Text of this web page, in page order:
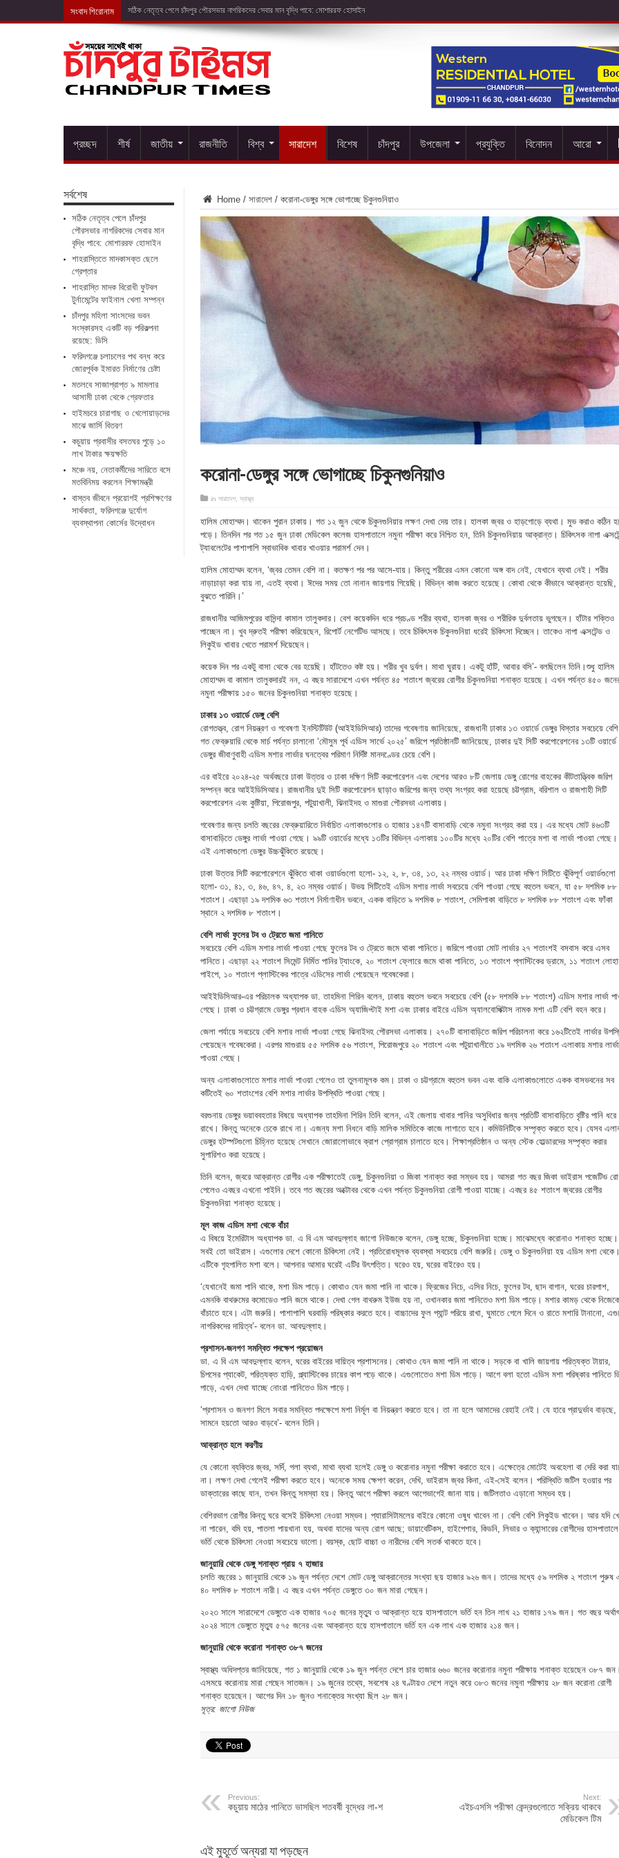
সংবাদ শিরোনাম শাহরাস্তিতে মাদ
প্রচ্ছদ শীর্ষ জাতীয় রাজনীতি বিশ্ব সারাদেশ বিশেষ চাঁদপুর উপজেলা প্রযুক্তি বিনোদন আরো
Home / সারাদেশ / করোনা-ডেঙ্গুর সঙ্গে ভোগাচ্ছে চিকুনগুনিয়াও
করোনা-ডেঙ্গুর সঙ্গে ভোগাচ্ছে চিকুনগুনিয়াও
in সারাদেশ স্বাস্থ্য
হালিম মোহাম্মদ। থাকেন পুরান ঢাকায়। গত ১২ জুন থেকে চিকুনগুনিয়ার লক্ষণ দেখা দেয় তার। হালকা জ্বর ও হাড়গোড়ে ব্যথা। মুভ করাও কঠিন
পড়ে। তিনদিন পর গত ১৫ জুন ঢাকা মেডিকেল কলেজ হাসপাতালে নমুনা পরীক্ষা করে নিশ্চিত হন, তিনি চিকুনগুনিয়ায় আক্রান্ত। চিকিৎসক নাপা
ট্যাবলেটের পাশাপাশি স্বাভাবিক খাবার খাওয়ার পরামর্শ দেন।
হালিম মোহাম্মদ বলেন, ‘জ্বর তেমন বেশি না। কতক্ষণ পর পর আসে-যায়। কিন্তু শরীরের এমন কোনো অঙ্গ বাদ নেই, যেখানে ব্যথা নেই। শরীর
নাড়াচাড়া করা যায় না, এতই ব্যথা। ঈদের সময় তো নানান জায়গায় গিয়েছি। বিভিন্ন কাজ করতে হয়েছে। কোথা থেকে কীভাবে আক্রান্ত হয়েছি,
বুঝতে পারিনি।’
রাজধানীর আজিমপুরের বাসিন্দা কামাল তালুকদার। বেশ কয়েকদিন ধরে প্রচণ্ড শরীর ব্যথা, হালকা জ্বর ও শরীরিক দুর্বলতায় ভুগছেন। হাঁটার শক্তিও
পাচ্ছেন না। খুব দ্রুতই পরীক্ষা করিয়েছেন, রিপোর্ট নেগেটিভ আসছে। তবে চিকিৎসক চিকুনগুনিয়া ধরেই চিকিৎসা দিচ্ছেন। তাকেও নাপা এক্সটেন্ড ও
লিকুইড খাবার খেতে পরামর্শ দিয়েছেন।
কয়েক দিন পর একটু বাসা থেকে বের হয়েছি। হাঁটতেও কষ্ট হয়। শরীর খুব দুর্বল। মাথা ঘুরায়। একটু হাঁটি, আবার বসি’- বলছিলেন তিনি।শুধু হালিম
মোহাম্মদ বা কামাল তালুকদারই নন, এ বছর সারাদেশে এখন পর্যন্ত ৪৫ শতাংশ জ্বরের রোগীর চিকুনগুনিয়া শনাক্ত হয়েছে। এখন পর্যন্ত ৪৫০
নমুনা পরীক্ষায় ১৫০ জনের চিকুনগুনিয়া শনাক্ত হয়েছে।
ঢাকার ১৩ ওয়ার্ডে ডেঙ্গু বেশি
রোগতত্ত্ব, রোগ নিয়ন্ত্রণ ও গবেষণা ইনস্টিটিউট (আইইডিসিআর) তাদের গবেষণায় জানিয়েছে, রাজধানী ঢাকার ১৩ ওয়ার্ডে ডেঙ্গুর বিস্তার সবচেয়ে
গত ফেব্রুয়ারি থেকে মার্চ পর্যন্ত চালানো ‘মৌসুম পূর্ব এডিস সার্ভে ২০২৫’ জরিপে প্রতিষ্ঠানটি জানিয়েছে, ঢাকার দুই সিটি করপোরেশনের ১৩টি ওয়ার্ডে
ডেঙ্গুর জীবাণুবাহী এডিস মশার লার্ভার ঘনত্বের পরিমাণ নির্দিষ্ট মানদণ্ডের চেয়ে বেশি।
এর বাইরে ২০২৪-২৫ অর্থবছরে ঢাকা উত্তর ও ঢাকা দক্ষিণ সিটি করপোরেশন এবং দেশের আরও ৮টি জেলায় ডেঙ্গু রোগের বাহকের কীটতাত্ত্বিক জরিপ
সম্পন্ন করে আইইডিসিআর। রাজধানীর দুই সিটি করপোরেশন ছাড়াও জরিপের জন্য তথ্য সংগ্রহ করা হয়েছে চট্টগ্রাম, বরিশাল ও রাজশাহী সিটি
করপোরেশন এবং কুষ্টিয়া, পিরোজপুর, পটুয়াখালী, ঝিনাইদহ ও মাগুরা পৌরসভা এলাকায়।
গবেষণার জন্য চলতি বছরের ফেব্রুয়ারিতে নির্বাচিত এলাকাগুলোর ৩ হাজার ১৪৭টি বাসাবাড়ি থেকে নমুনা সংগ্রহ করা হয়। এর মধ্যে মোট ৪৬৩টি
বাসাবাড়িতে ডেঙ্গুর লার্ভা পাওয়া গেছে। ৯৯টি ওয়ার্ডের মধ্যে ১৩টির বিভিন্ন এলাকায় ১০০টির মধ্যে ২০টির বেশি পাত্রে মশা বা লার্ভা পাওয়া গেছে।
এই এলাকাগুলো ডেঙ্গুর উচ্চঝুঁকিতে রয়েছে।
ঢাকা উত্তর সিটি করপোরেশনে ঝুঁকিতে থাকা ওয়ার্ডগুলো হলো- ১২, ২, ৮, ৩৪, ১৩, ২২ নম্বর ওয়ার্ড। আর ঢাকা দক্ষিণ সিটিতে ঝুঁকিপূর্ণ ওয়ার্ডগুলো
হলো- ৩১, ৪১, ৩, ৪৬, ৪৭, ৪, ২৩ নম্বর ওয়ার্ড। উভয় সিটিতেই এডিস মশার লার্ভা সবচেয়ে বেশি পাওয়া গেছে বহুতল ভবনে, যা ৫৮ দশমিক ৮৮
শতাংশ। এছাড়া ১৯ দশমিক ৬৩ শতাংশ নির্মাণাধীন ভবনে, একক বাড়িতে ৯ দশমিক ৮ শতাংশ, সেমিপাকা বাড়িতে ৮ দশমিক ৮৮ শতাংশ এবং ফাঁকা
স্থানে ২ দশমিক ৮ শতাংশ।
বেশি লার্ভা ফুলের টব ও ট্রেতে জমা পানিতে
সবচেয়ে বেশি এডিস মশার লার্ভা পাওয়া গেছে ফুলের টব ও ট্রেতে জমে থাকা পানিতে। জরিপে পাওয়া মোট লার্ভার ২৭ শতাংশই বসবাস করে এসব
পানিতে। এছাড়া ২২ শতাংশ সিমেন্ট নির্মিত পানির ট্যাংকে, ২০ শতাংশ ফ্লোরে জমে থাকা পানিতে, ১৩ শতাংশ প্লাস্টিকের ড্রামে, ১১ শতাংশ
পাইপে, ১০ শতাংশ প্লাস্টিকের পাত্রে এডিসের লার্ভা পেয়েছেন গবেষকেরা।
আইইডিসিআর-এর পরিচালক অধ্যাপক ডা. তাহমিনা শিরিন বলেন, ঢাকায় বহুতল ভবনে সবচেয়ে বেশি (৫৮ দশমকি ৮৮ শতাংশ) এডিস মশার লার্ভা
গেছে। ঢাকা ও চট্টগ্রামে ডেঙ্গুর প্রধান বাহক এডিস অ্যাজিপ্টাই মশা এবং ঢাকার বাইরে এডিস অ্যালবোপিক্টাস নামক মশা এটি বেশি বহন করে।
জেলা পর্যায়ে সবচেয়ে বেশি মশার লার্ভা পাওয়া গেছে ঝিনাইদহ পৌরসভা এলাকায়। ২৭০টি বাসাবাড়িতে জরিপ পরিচালনা করে ১৬২টিতেই লার্ভার
পেয়েছেন গবেষকেরা। এরপর মাগুরায় ৫৫ দশমিক ৫৬ শতাংশ, পিরোজপুরে ২০ শতাংশ এবং পটুয়াখালীতে ১৯ দশমিক ২৬ শতাংশ এলাকায় মশার লার্ভা
পাওয়া গেছে।
অন্য এলাকাগুলোতে মশার লার্ভা পাওয়া গেলেও তা তুলনামূলক কম। ঢাকা ও চট্টগ্রামে বহুতল ভবন এবং বাকি এলাকাগুলোতে একক বাসভবনের সব
কটিতেই ৬০ শতাংশের বেশি মশার লার্ভার উপস্থিতি পাওয়া গেছে।
বরগুনায় ডেঙ্গুর ভয়াববহতার বিষয়ে অধ্যাপক তাহমিনা শিরিন তিনি বলেন, এই জেলায় খাবার পানির অসুবিধার জন্য প্রতিটি বাসাবাড়িতে বৃষ্টির পানি ধরে
রাখে। কিন্তু অনেকে ঢেকে রাখে না। এজন্য মশা নিধনে বাড়ি মালিক সমিতিকে কাজে লাগাতে হবে। কমিউনিটিকে সম্পৃক্ত করতে হবে। যেসব
ডেঙ্গুর হটস্পটগুলো চিহ্নিত হয়েছে সেখানে জোরালোভাবে ক্রাশ প্রোগ্রাম চালাতে হবে। শিক্ষাপ্রতিষ্ঠান ও অন্য স্টেক হোল্ডারদের সম্পৃক্ত করার
সুপারিশও করা হয়েছে।
তিনি বলেন, জ্বরে আক্রান্ত রোগীর এক পরীক্ষাতেই ডেঙ্গু, চিকুনগুনিয়া ও জিকা শনাক্ত করা সম্ভব হয়। আমরা গত বছর জিকা ভাইরাস পজেটিভ
পেলেও এবছর এখনো পাইনি। তবে গত বছরের অক্টোবর থেকে এখন পর্যন্ত চিকুনগুনিয়া রোগী পাওয়া যাচ্ছে। এবছর ৪৫ শতাংশ জ্বরের রোগীর
চিকুনগুনিয়া শনাক্ত হয়েছে।
মূল কাজ এডিস মশা থেকে বাঁচা
এ বিষয়ে ইমেরিটাস অধ্যাপক ডা. এ বি এম আবদুল্লাহ জাগো নিউজকে বলেন, ডেঙ্গু হচ্ছে, চিকুনগুনিয়া হচ্ছে। মাঝেমধ্যে করোনাও শনাক্ত হচ্ছে।
সবই তো ভাইরাস। এগুলোর দেশে কোনো চিকিৎসা নেই। প্রতিরোধমূলক ব্যবস্থা সবচেয়ে বেশি জরুরি। ডেঙ্গু ও চিকুনগুনিয়া হয় এডিস মশা থেকে।
এটিকে গৃহপালিত মশা বলে। আপনার আমার ঘরেই এটির উৎপত্তি। ঘরেও হয়, ঘরের বাইরেও হয়।
‘যেখানেই জমা পানি থাকে, মশা ডিম পাড়ে। কোথাও যেন জমা পানি না থাকে। ফ্রিজের নিচে, এসির নিচে, ফুলের টব, ছাদ বাগান, ঘরের চারপাশ,
এমনকি বাথরুমের কমোডেও পানি জমে থাকে। দেখা গেল বাথরুম ইউজ হয় না, ওখানকার জমা পানিতেও মশা ডিম পাড়ে। মশার কামড় থেকে নিজেকে
বাঁচাতে হবে। এটা জরুরি। পাশাপাশি ঘরবাড়ি পরিষ্কার করতে হবে। বাচ্চাদের ফুল প্যান্ট পরিয়ে রাখা, ঘুমাতে গেলে দিনে ও রাতে মশারি টানানো,
নাগরিকদের দায়িত্ব’- বলেন ডা. আবদুল্লাহ।
প্রশাসন-জনগণ সমন্বিত পদক্ষেপ প্রয়োজন
ডা. এ বি এম আবদুল্লাহ বলেন, ঘরের বাইরের দায়িত্ব প্রশাসনের। কোথাও যেন জমা পানি না থাকে। সড়কে বা খালি জায়গায় পরিত্যক্ত টায়ার,
চিপসের প্যাকেট, পরিত্যক্ত হাড়ি, প্ল্যাস্টিকের চায়ের কাপ পড়ে থাকে। এগুলোতেও মশা ডিম পাড়ে। আগে বলা হতো এডিস মশা পরিষ্কার পানিতে
পাড়ে, এখন দেখা যাচ্ছে নোংরা পানিতেও ডিম পাড়ে।
‘প্রশাসন ও জনগণ মিলে সবার সমন্বিত পদক্ষেপে মশা নির্মূল বা নিয়ন্ত্রণ করতে হবে। তা না হলে আমাদের রেহাই নেই। যে হারে প্রাদুর্ভাব বাড়ছে,
সামনে হয়তো আরও বাড়বে’- বলেন তিনি।
আক্রান্ত হলে করণীয়
যে কোনো ব্যক্তির জ্বর, সর্দি, গলা ব্যথা, মাথা ব্যথা হলেই ডেঙ্গু ও করোনার নমুনা পরীক্ষা করাতে হবে। এক্ষেত্রে মোটেই অবহেলা বা দেরি করা
না। লক্ষণ দেখা গেলেই পরীক্ষা করতে হবে। অনেকে সময় ক্ষেপণ করেন, দেখি, ভাইরাস জ্বর কিনা, এই-সেই বলেন। পরিস্থিতি জটিল হওয়ার পর
ডাক্তারের কাছে যান, তখন কিন্তু সমস্যা হয়। কিন্তু আগে পরীক্ষা করলে আগেভাগেই জানা যায়। জটিলতাও এড়ানো সম্ভব হয়।
বেশিরভাগ রোগীর কিন্তু ঘরে বসেই চিকিৎসা নেওয়া সম্ভব। প্যারাসিটামলের বাইরে কোনো ওষুধ খাবেন না। বেশি বেশি লিকুইড খাবেন। আর যদি
না পারেন, বমি হয়, পাতলা পায়খানা হয়, অথবা যাদের অন্য রোগ আছে; ডায়াবেটিকস, হাইপেশার, কিডনি, লিভার ও ক্যান্সারের রোগীদের হাসপাতালে
ভর্তি থেকে চিকিৎসা নেওয়া সবচেয়ে ভালো। বয়স্ক, ছোট বাচ্চা ও নারীদের বেশি সতর্ক থাকতে হবে।
জানুয়ারি থেকে ডেঙ্গু শনাক্ত প্রায় ৭ হাজার
চলতি বছরের ১ জানুয়ারি থেকে ১৯ জুন পর্যন্ত দেশে মোট ডেঙ্গু আক্রান্তের সংখ্যা ছয় হাজার ৯২৬ জন। তাদের মধ্যে ৫৯ দশমিক ২ শতাংশ পুরুষ
৪০ দশমিক ৮ শতাংশ নারী। এ বছর এখন পর্যন্ত ডেঙ্গুতে ৩০ জন মারা গেছেন।
২০২৩ সালে সারাদেশে ডেঙ্গুতে এক হাজার ৭০৫ জনের মৃত্যু ও আক্রান্ত হয়ে হাসপাতালে ভর্তি হন তিন লাখ ২১ হাজার ১৭৯ জন। গত বছর অর্থাৎ
২০২৪ সালে ডেঙ্গুতে মৃত্যু ৫৭৫ জনের এবং আক্রান্ত হয়ে হাসপাতালে ভর্তি হন এক লাখ এক হাজার ২১৪ জন।
জানুয়ারি থেকে করোনা শনাক্ত ৩৮৭ জনের
স্বাস্থ্য অধিদপ্তর জানিয়েছে, গত ১ জানুয়ারি থেকে ১৯ জুন পর্যন্ত দেশে চার হাজার ৬৬০ জনের করোনার নমুনা পরীক্ষায় শনাক্ত হয়েছেন ৩৮৭ জন।
এসময়ে করোনায় মারা গেছেন সাতজন। ১৯ জুনের তথ্যে, সবশেষ ২৪ ঘণ্টায়ও দেশে নতুন করে ৩৮৩ জনের নমুনা পরীক্ষায় ২৮ জন করোনা রোগী
শনাক্ত হয়েছেন। আগের দিন ১৮ জুনও শনাক্তের সংখ্যা ছিল ২৮ জন।
সূত্র: জাগো নিউজ
Previous:
কচুয়ায় মাঠের পানিতে ভাসছিল শতবর্ষী বৃদ্ধের লা-শ
Next:
এইচএসসি পরীক্ষা কেন্দ্রগুলোতে সক্রিয় থাকবে
মেডিকেল টিম
এই মুহূর্তে অন্যরা যা পড়ছেন
সর্বশেষ
সঠিক নেতৃত্ব পেলে চাঁদপুর
পৌরসভার নাগরিকদের সেবার মান
বৃদ্ধি পাবে: মোশাররফ হোসাইন
শাহরাস্তিতে মাদকাসক্ত ছেলে
গ্রেপ্তার
শাহরাস্তি মাদক বিরোধী ফুটবল
টুর্নামেন্টের ফাইনাল খেলা সম্পন্ন
চাঁদপুর মহিলা সাংসদের ভবন
সংস্কারসহ একটি বড় পরিকল্পনা
রয়েছে: ডিসি
ফরিদগঞ্জে চলাচলের পথ বন্ধ করে
জোরপূর্বক ইমারত নির্মাণের চেষ্টা
মতলবে সাজাপ্রাপ্ত ৯ মামলার
আসামী ঢাকা থেকে গ্রেফতার
হাইমচরে চারাগাছ ও খেলোয়াড়দের
মাঝে জার্সি বিতরণ
কচুয়ায় প্রবাসীর বসতঘর পুড়ে ১০
লাখ টাকার ক্ষয়ক্ষতি
মঞ্চে নয়, নেতাকর্মীদের সারিতে বসে
মতবিনিময় করলেন শিক্ষামন্ত্রী
​বাস্তব জীবনে প্রয়োগই প্রশিক্ষণের
সার্থকতা, ফরিদগঞ্জে দুর্যোগ
ব্যবস্থাপনা কোর্সের উদ্বোধন